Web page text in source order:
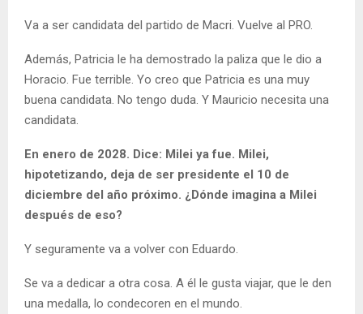
Va a ser candidata del partido de Macri. Vuelve al PRO.
Además, Patricia le ha demostrado la paliza que le dio a
Horacio. Fue terrible. Yo creo que Patricia es una muy
buena candidata. No tengo duda. Y Mauricio necesita una
candidata.
En enero de 2028. Dice: Milei ya fue. Milei,
hipotetizando, deja de ser presidente el 10 de
diciembre del año próximo. ¿Dónde imagina a Milei
después de eso?
Y seguramente va a volver con Eduardo.
Se va a dedicar a otra cosa. A él le gusta viajar, que le den
una medalla, lo condecoren en el mundo.